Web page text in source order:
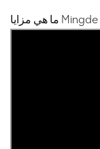
ما هي مزايا Mingde